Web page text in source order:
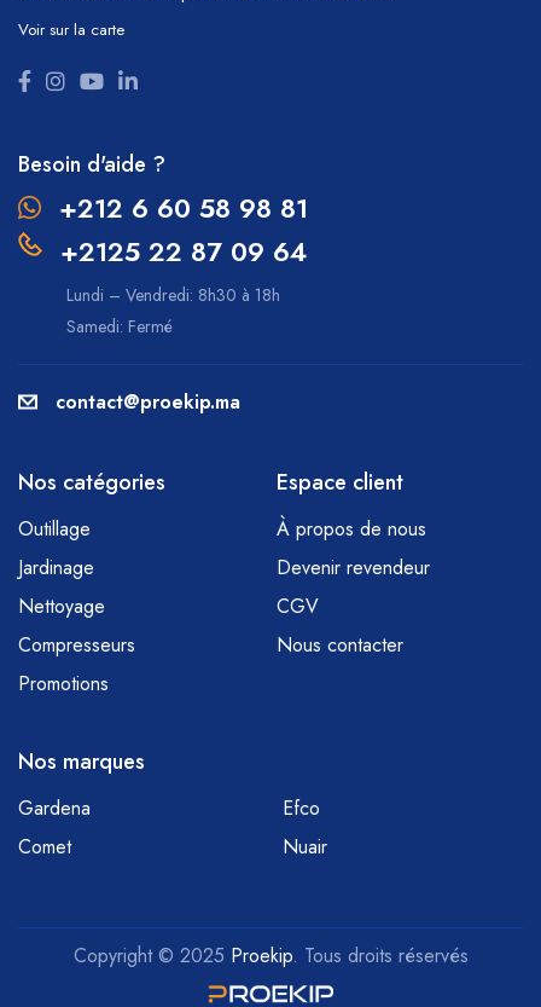
Voir sur la carte
Besoin d'aide ?
+212 6 60 58 98 81
+2125 22 87 09 64
Lundi – Vendredi: 8h30 à 18h
Samedi: Fermé
contact@proekip.ma
Nos catégories
Outillage
Jardinage
Nettoyage
Compresseurs
Promotions
Espace client
À propos de nous
Devenir revendeur
CGV
Nous contacter
Nos marques
Gardena
Efco
Comet
Nuair
Copyright © 2025 Proekip. Tous droits réservés